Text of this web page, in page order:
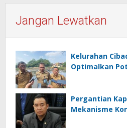
Jangan Lewatkan
Kelurahan
Optimalkan
Pergantian
Mekanisme